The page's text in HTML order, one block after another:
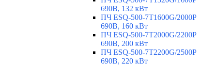
690В, 132 кВт
ПЧ ESQ-500-7T1600G/2000P
690В, 160 кВт
ПЧ ESQ-500-7T2000G/2200P
690В, 200 кВт
ПЧ ESQ-500-7T2200G/2500P
690В, 220 кВт